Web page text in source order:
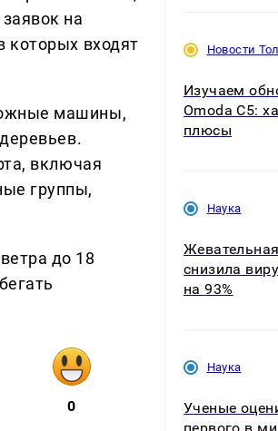
на
которых входят
машины,
включая
группы,
до 18
0
Новости
Изучаем
Omoda C5:
плюсы
Наука
снизила
на 93%
Наука
Ученые